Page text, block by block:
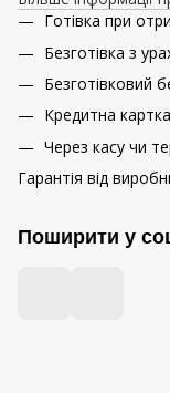
Готівка при
Безготівка з
Безготівковий
Кредитна
Через касу чи
Гарантія від
Поширити у